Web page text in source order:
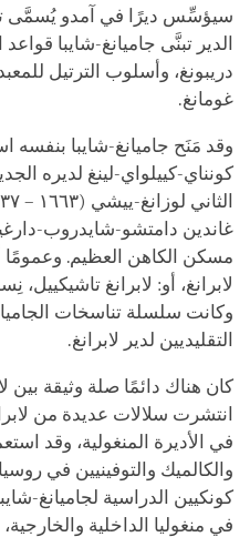
سيؤسِّس ديرًا في آمدو يُسمَّى
الدير تبنَّى جاميانغ-شايبا قواعد
دريبونغ، وأسلوب الترتيل
غومانغ.
وقد مَنَح جاميانغ-شايبا
كونناي-كييلواي-لينغ لديره
غاندين دامتشو-شايدروب-
مسكن الكاهن العظيم. وعمومًا
لابرانغ، أو: لابرانغ تاشيكييل،
وكانت سلسلة تناسخات
التقليديين لدير لابرانغ.
كان هناك دائمًا صلة وثيقة بين
انتشرت سلالات عديدة من
في الأديرة المنغولية، وقد
والكالميك والتوفينيين في
كونكيين الدراسية لجاميانغ-
في منغوليا الداخلية